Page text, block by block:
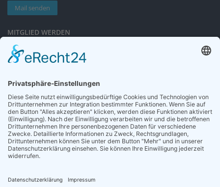
Mail senden
MITGLIED WERDEN
Sieben gute Gründe
für Ihre Mitgliedschaft
NEWSLETTER
Neuigkeiten rund um die Geriatrie und die DGG – regelmäßig in Ihrem
Postfach.